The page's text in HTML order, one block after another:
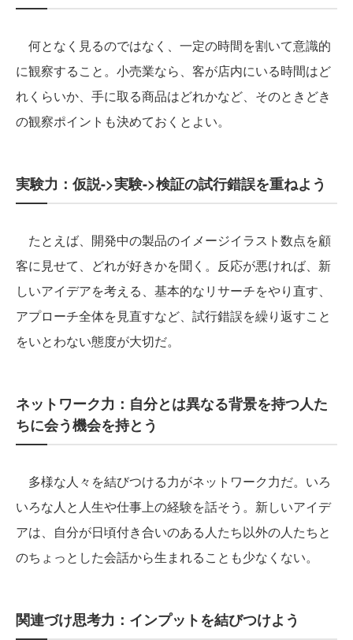
何となく見るのではなく、一定の時間を割いて意識的
に観察すること。小売業なら、客が店内にいる時間はど
れくらいか、手に取る商品はどれかなど、そのときどき
の観察ポイントも決めておくとよい。
実験力：仮説->実験->検証の試行錯誤を重ねよう
たとえば、開発中の製品のイメージイラスト数点を顧
客に見せて、どれが好きかを聞く。反応が悪ければ、新
しいアイデアを考える、基本的なリサーチをやり直す、
アプローチ全体を見直すなど、試行錯誤を繰り返すこと
をいとわない態度が大切だ。
ネットワーク力：自分とは異なる背景を持つ人た
ちに会う機会を持とう
多様な人々を結びつける力がネットワーク力だ。いろ
いろな人と人生や仕事上の経験を話そう。新しいアイデ
アは、自分が日頃付き合いのある人たち以外の人たちと
のちょっとした会話から生まれることも少なくない。
関連づけ思考力：インプットを結びつけよう